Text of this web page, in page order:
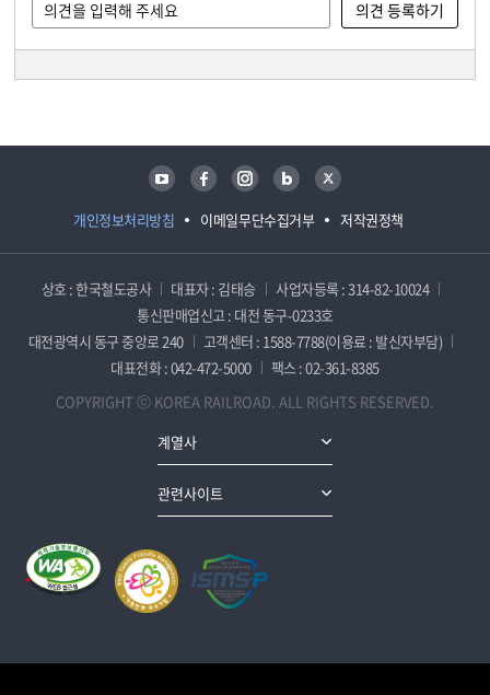
개인정보처리방침 이메일무단수집거부 저작권정책
유튜브 페이스북 인스타그램 블로그 트위터
상호 : 한국철도공사 대표자 : 김태승
사업자등록 : 314-82-10024
통신판매업신고 : 대전 동구-0233호
대전광역시 동구 중앙로 240
고객센터 : 1588-7788(이용료 : 발신자부담)
대표전화 : 042-472-5000
팩스 : 02-361-8385
COPYRIGHT ⓒ KOREA RAILROAD. ALL RIGHTS RESERVED.
계열사
관련사이트